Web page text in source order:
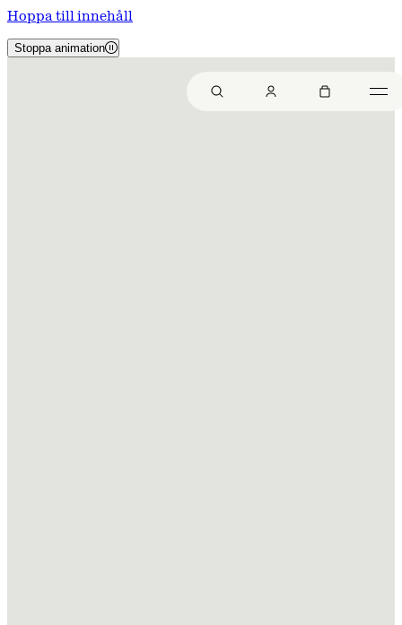
Hoppa till innehåll
Stoppa animation